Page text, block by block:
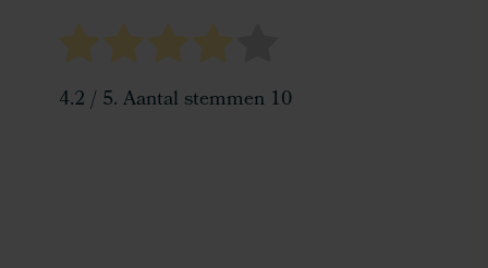
4.2/ 5. Aantal stemmen 10